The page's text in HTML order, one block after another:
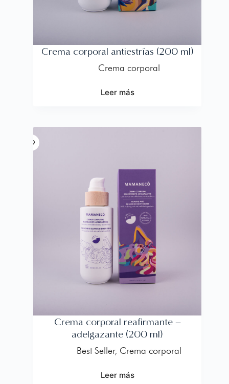
Crema corporal antiestrías (200 ml)
Crema corporal
Leer más
Crema corporal reafirmante –
adelgazante (200 ml)
Best Seller, Crema corporal
Leer más